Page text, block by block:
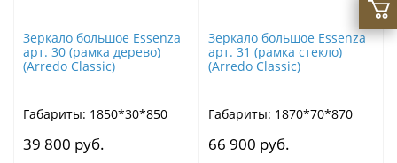
Зеркало большое Essenza
арт. 30 (рамка дерево)
(Arredo Classic)
Габариты: 1850*30*850
39 800 руб.
Зеркало большое Essenza
арт. 31 (рамка стекло)
(Arredo Classic)
Габариты: 1870*70*870
66 900 руб.